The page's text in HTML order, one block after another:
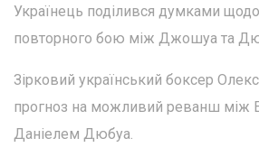
Українець поділився думками
повторного бою між Джошуа та
Зірковий український боксер
прогноз на можливий реванш між
Даніелем Дюбуа.